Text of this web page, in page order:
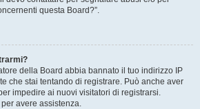
questa Board?”.
della Board abbia bannato il tuo indirizzo IP
che stai tentando di registrare. Può anche aver
impedire ai nuovi visitatori di registrarsi.
avere assistenza.